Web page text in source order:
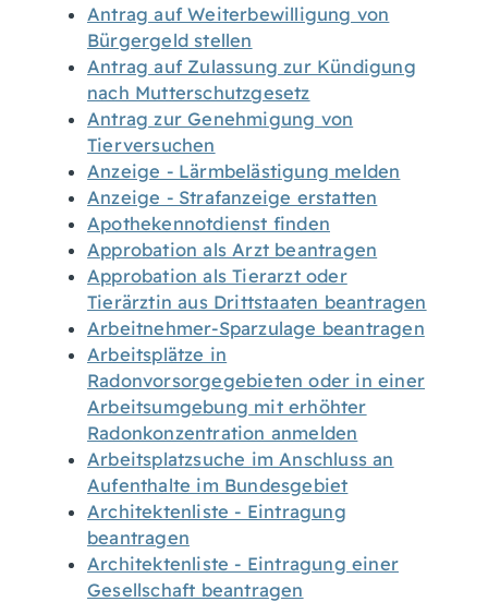
Antrag auf Weiterbewilligung von
Bürgergeld stellen
Antrag auf Zulassung zur Kündigung
nach Mutterschutzgesetz
Antrag zur Genehmigung von
Tierversuchen
Anzeige - Lärmbelästigung melden
Anzeige - Strafanzeige erstatten
Apothekennotdienst finden
Approbation als Arzt beantragen
Approbation als Tierarzt oder
Tierärztin aus Drittstaaten beantragen
Arbeitnehmer-Sparzulage beantragen
Arbeitsplätze in
Radonvorsorgegebieten oder in einer
Arbeitsumgebung mit erhöhter
Radonkonzentration anmelden
Arbeitsplatzsuche im Anschluss an
Aufenthalte im Bundesgebiet
Architektenliste - Eintragung
beantragen
Architektenliste - Eintragung einer
Gesellschaft beantragen